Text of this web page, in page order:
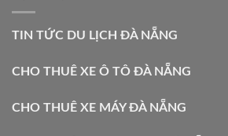
TIN TỨC DU LỊCH ĐÀ NẴNG
CHO THUÊ XE Ô TÔ ĐÀ NẴNG
CHO THUÊ XE MÁY ĐÀ NẴNG